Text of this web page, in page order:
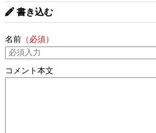
書き込む
名前 （必須）
コメント本文